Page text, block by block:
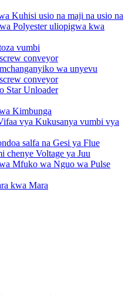
Kuhisi usio na maji na usio na
Polyester uliopigwa kwa
vumbi
conveyor
wa unyevu
conveyor
Star Unloader
Kimbunga
vya Kukusanya vumbi vya
salfa na Gesi ya Flue
chenye Voltage ya Juu
Mfuko wa Nguo wa Pulse
kwa Mara